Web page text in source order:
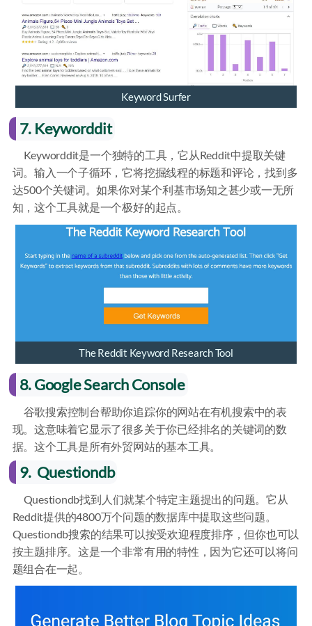
Keyword Surfer
7. Keyworddit
Keyworddit是一个独特的工具，它从Reddit中提取关键
词。输入一个子循环，它将挖掘线程的标题和评论，找到多
达500个关键词。如果你对某个利基市场知之甚少或一无所
知，这个工具就是一个极好的起点。
The Reddit Keyword Research Tool
8. Google Search Console
谷歌搜索控制台帮助你追踪你的网站在有机搜索中的表
现。这意味着它显示了很多关于你已经排名的关键词的数
据。这个工具是所有外贸网站的基本工具。
9. Questiondb
Questiondb找到人们就某个特定主题提出的问题。它从
Reddit提供的4800万个问题的数据库中提取这些问题。
Questiondb搜索的结果可以按受欢迎程度排序，但你也可以
按主题排序。这是一个非常有用的特性，因为它还可以将问
题组合在一起。